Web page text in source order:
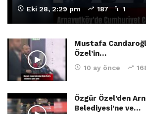
Eki 28, 2:29 pm 187 1
Mustafa
Özel’in…
10 ay önce
Özgür Özel’den
Belediyesi’ne ve…